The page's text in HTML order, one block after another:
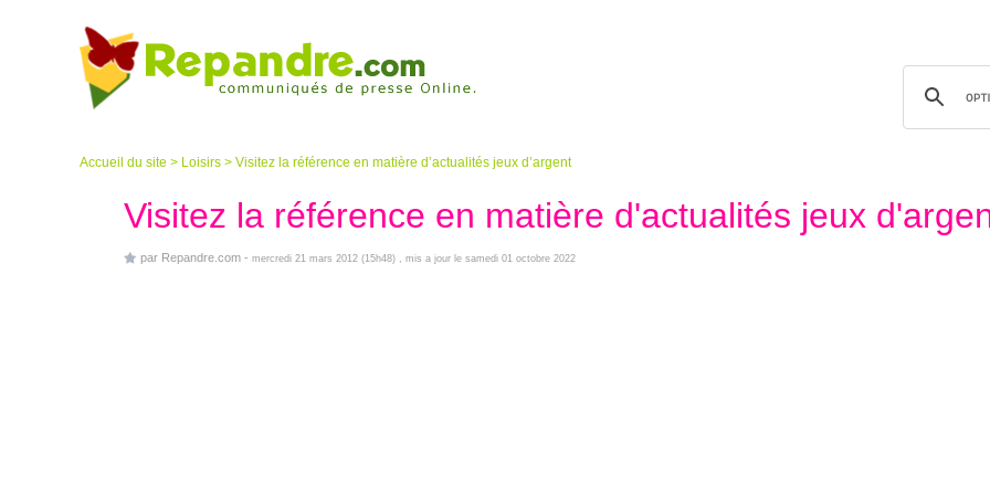
Accueil du site > Loisirs > Visitez la référence en matière d’actualités jeux d’argent
Visitez la référence en matière d'actualités jeux
par Repandre.com - mercredi 21 mars 2012 (15h48) , mis a jour le samedi 01 octobre 2022